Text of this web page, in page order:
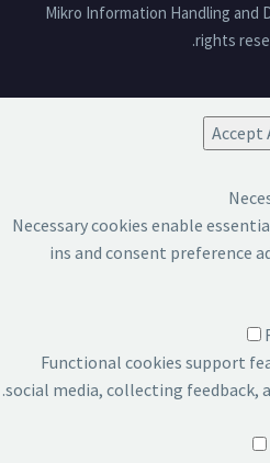
© 2010 Mikro Information Handling
rights
Accept
Necessary cookies enable
ins and consent preference
Functional cookies support
social media, collecting feedback,